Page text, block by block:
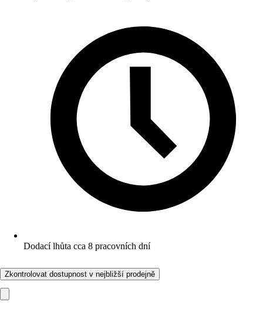
Dodací lhůta cca 8 pracovních dní
Zkontrolovat dostupnost v nejbližší prodejně